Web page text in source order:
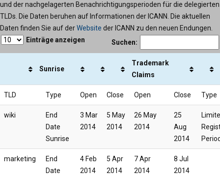
und der nachgelagerten Benachrichtigungsperioden für die delegierten
TLDs. Die Daten beruhen auf Informationen der ICANN. Die aktuellen
Daten finden Sie auf derWebsite der ICANN zu den neuen Endungen.
Einträge anzeigen
Suchen:
Sunrise
Trademark
Claims
TLD Type Open Close Open Close Type
wiki
End
Date
Sunrise
3 Mar
2014
5 May
2014
26 May
2014
25
Aug
2014
marketing
End
Date
4 Feb
2014
5 Apr
2014
7 Apr
2014
8 Jul
2014